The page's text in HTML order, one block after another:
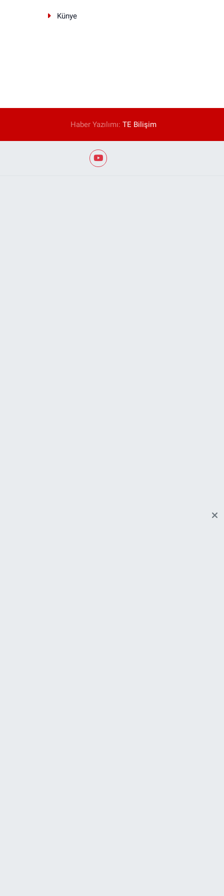
Künye
Haber Yazılımı:TE Bilişim